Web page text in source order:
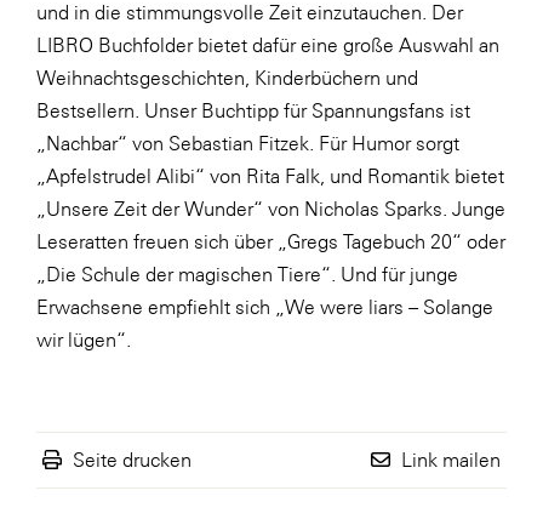
und in die stimmungsvolle Zeit einzutauchen. Der
LIBRO Buchfolder bietet dafür eine große Auswahl an
Weihnachtsgeschichten, Kinderbüchern und
Bestsellern. Unser Buchtipp für Spannungsfans ist
„Nachbar“ von Sebastian Fitzek. Für Humor sorgt
„Apfelstrudel Alibi“ von Rita Falk, und Romantik bietet
„Unsere Zeit der Wunder“ von Nicholas Sparks. Junge
Leseratten freuen sich über „Gregs Tagebuch 20“ oder
„Die Schule der magischen Tiere“. Und für junge
Erwachsene empfiehlt sich „We were liars – Solange
wir lügen“.
Seite drucken Link mailen